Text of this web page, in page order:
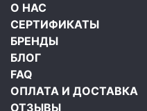
О НАС
СЕРТИФИКАТЫ
БРЕНДЫ
БЛОГ
FAQ
ОПЛАТА И ДОСТАВКА
ОТЗЫВЫ